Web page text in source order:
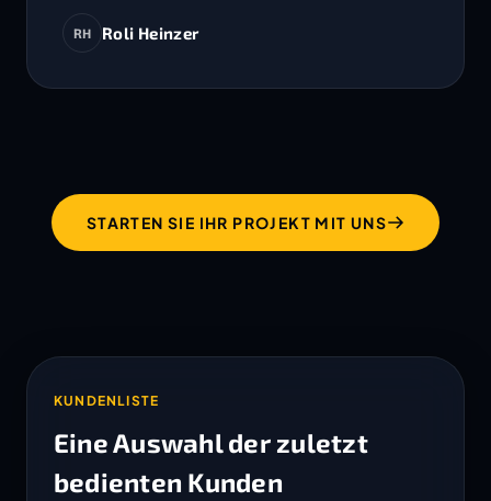
RH Roli Heinzer
STARTEN SIE IHR PROJEKT MIT UNS
KUNDENLISTE
Eine Auswahl der zuletzt
bedienten Kunden